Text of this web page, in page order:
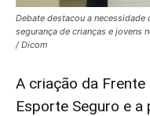
Debate destacou a
segurança de crianças e jovens
/ Dicom
A criação da
Esporte Seguro e